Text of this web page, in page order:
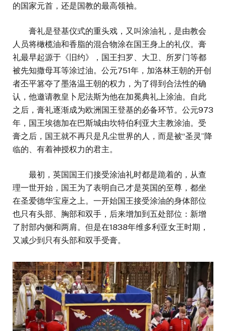
的国家元首，还是国教的最高领袖。
膏礼是登基仪式的重头戏，又叫涂油礼，是由教会
人员将橄榄油和香脂的混合物涂在国王身上的礼仪。膏
礼最早起源于《旧约》，国王扫罗、大卫、所罗门等都
被先知撒母耳等涂过油。公元751年，加洛林王朝的开创
者丕平篡夺了墨洛温王朝的权力，为了得到合法性的确
认，他邀请教皇卜尼法斯为他在加冕典礼上涂油。自此
之后，膏礼逐渐成为欧洲国王登基的必备环节。公元973
年，国王埃德加在巴斯城由坎特伯利亚大主教涂油。受
膏之后，国王就不再只是凡尘世界的人，而是被“圣灵”降
临的、有着神授权力的君主。
最初，英国国王们接受涂油礼时都是跪着的，从查
理一世开始，国王为了表明自己才是英国的至尊，都坐
在圣爱德华宝座之上。一开始国王接受涂油的身体部位
也只有头部、胸部和双手，后来增加到五处部位：新增
了肘部内侧和两肩。但是在1838年维多利亚女王时期，
又减少到只有头部和双手受膏。